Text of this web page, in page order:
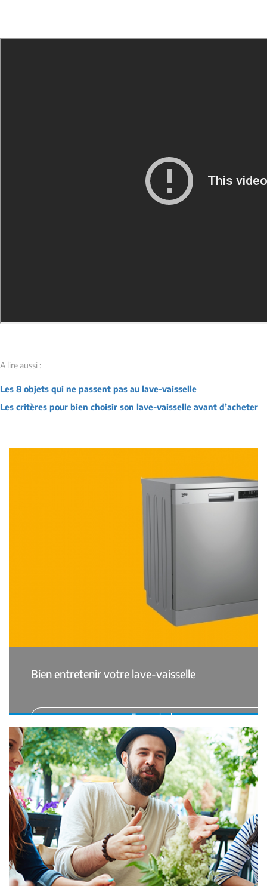
A lire aussi :
Les 8 objets qui ne passent pas au lave-vaisselle
Les critères pour bien choisir son lave-vaisselle avant d’acheter
Bien entretenir votre lave-vaisselle
En savoir plus